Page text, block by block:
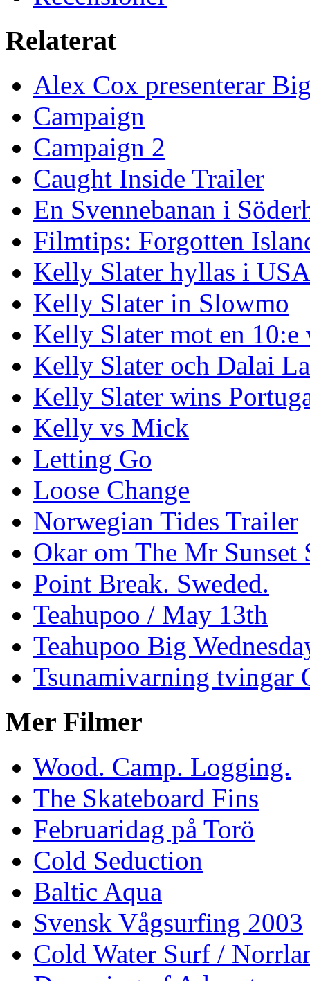
Relaterat
Alex Cox presenterar
Campaign
Campaign 2
Caught Inside Trailer
En Svennebanan i
Filmtips: Forgotten
Kelly Slater hyllas i
Kelly Slater in Slowmo
Kelly Slater mot en 10:e
Kelly Slater och Dalai
Kelly Slater wins
Kelly vs Mick
Letting Go
Loose Change
Norwegian Tides Trailer
Okar om The Mr Sunset
Point Break. Sweded.
Teahupoo / May 13th
Teahupoo Big
Tsunamivarning tvingar
Mer Filmer
Wood. Camp. Logging.
The Skateboard Fins
Februaridag på Torö
Cold Seduction
Baltic Aqua
Svensk Vågsurfing 2003
Cold Water Surf /